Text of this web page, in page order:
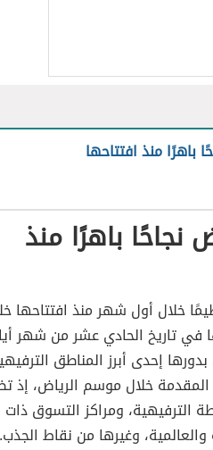
باهرًا منذ افتتاحها
باهرًا منذ
خلال أول شهر منذ افتتاحها
في تاريخ الحادي عشر من شهر
تمثل بدورها إحدى أبرز المناطق
خلال موسم الرياض، إذ
الترفيهية، ومراكز التسوق ذات
والعالمية، وغيرها من نقاط